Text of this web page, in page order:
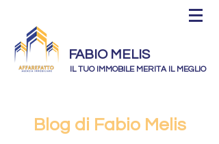
FABIO MELIS
IL TUO IMMOBILE MERITA IL MEGLIO
Blog di Fabio Melis